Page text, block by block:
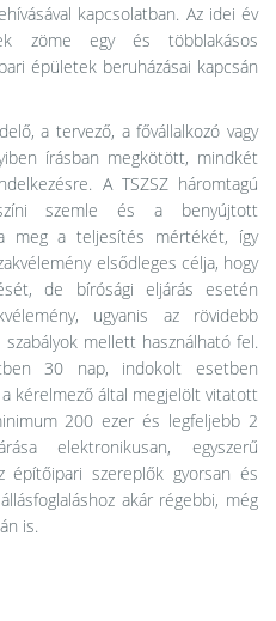
kapcsolatban. Az idei év
zöme egy és többlakásos
épületek beruházásai kapcsán
a tervező, a fővállalkozó vagy
írásban megkötött, mindkét
A TSZSZ háromtagú
szemle és a benyújtott
meg a teljesítés mértékét, így
elsődleges célja, hogy
de bírósági eljárás esetén
ugyanis az rövidebb
mellett használható fel.
30 nap, indokolt esetben
kérelmező által megjelölt vitatott
200 ezer és legfeljebb 2
elektronikusan, egyszerű
építőipari szereplők gyorsan és
akár régebbi, még
is.